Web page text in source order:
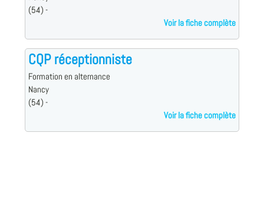
(54) -
Voir la fiche complète
CQP réceptionniste
Formation en alternance
Nancy
(54) -
Voir la fiche complète